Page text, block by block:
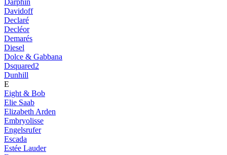
Darphin
Davidoff
Declaré
Decléor
Demarés
Diesel
Dolce & Gabbana
Dsquared2
Dunhill
E
Eight & Bob
Elie Saab
Elizabeth Arden
Embryolisse
Engelsrufer
Escada
Estée Lauder